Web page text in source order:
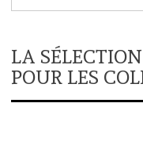
LA
POUR LES